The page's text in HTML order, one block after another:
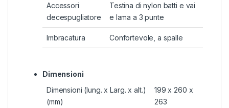
Accessori
decespugliatore
Testina di nylon batti e vai
e lama a 3 punte
Imbracatura Confortevole, a spalle
Dimensioni
Dimensioni (lung. x Larg. x alt.)
(mm)
199 x 260 x
263